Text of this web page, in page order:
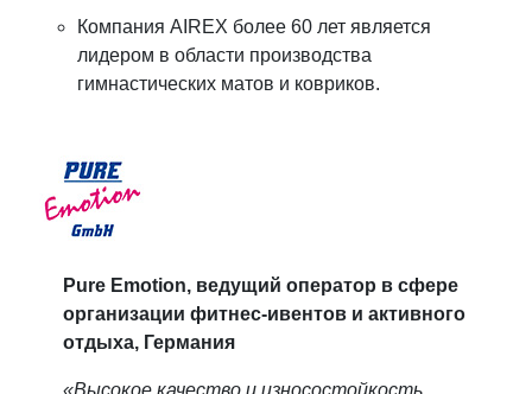
Компания AIREX более 60 лет является
лидером в области производства
гимнастических матов и ковриков.
Pure Emotion, ведущий оператор в сфере
организации фитнес-ивентов и активного
отдыха, Германия
«Высокое качество и износостойкость